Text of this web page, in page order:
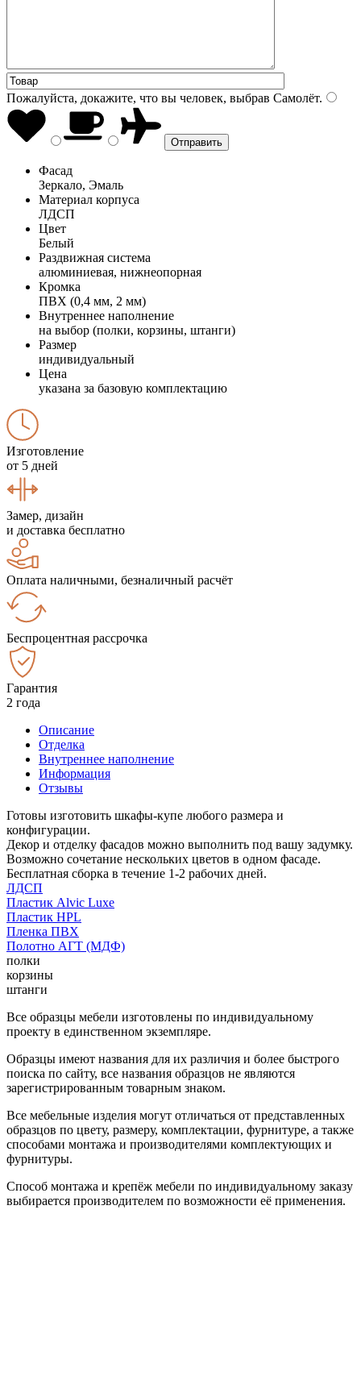
Пожалуйста, докажите, что вы человек, выбрав Самолёт.
Фасад
Зеркало, Эмаль
Материал корпуса
ЛДСП
Цвет
Белый
Раздвижная система
алюминиевая, нижнеопорная
Кромка
ПВХ (0,4 мм, 2 мм)
Внутреннее наполнение
на выбор (полки, корзины, штанги)
Размер
индивидуальный
Цена
указана за базовую комплектацию
Изготовление
от 5 дней
Замер, дизайн
и доставка бесплатно
Оплата наличными, безналичный расчёт
Беспроцентная рассрочка
Гарантия
2 года
Описание
Отделка
Внутреннее наполнение
Информация
Отзывы
Готовы изготовить шкафы-купе любого размера и
конфигурации.
Декор и отделку фасадов можно выполнить под вашу задумку.
Возможно сочетание нескольких цветов в одном фасаде.
Бесплатная сборка в течение 1-2 рабочих дней.
ЛДСП
Пластик Alvic Luxe
Пластик HPL
Пленка ПВХ
Полотно АГТ (МДФ)
полки
корзины
штанги
Все образцы мебели изготовлены по индивидуальному
проекту в единственном экземпляре.
Образцы имеют названия для их различия и более быстрого
поиска по сайту, все названия образцов не являются
зарегистрированным товарным знаком.
Все мебельные изделия могут отличаться от представленных
образцов по цвету, размеру, комплектации, фурнитуре, а также
способами монтажа и производителями комплектующих и
фурнитуры.
Способ монтажа и крепёж мебели по индивидуальному заказу
выбирается производителем по возможности её применения.